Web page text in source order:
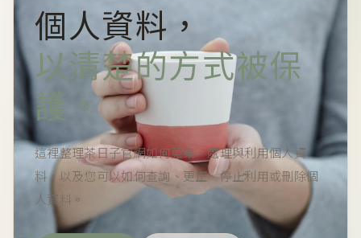
個人資料，
以清楚的方式被保
護。
這裡整理茶日子官網如何蒐集、處理與利用個人資
料，以及您可以如何查詢、更正、停止利用或刪除個
人資料。